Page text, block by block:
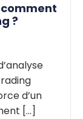
comment
?
d’un
[...]